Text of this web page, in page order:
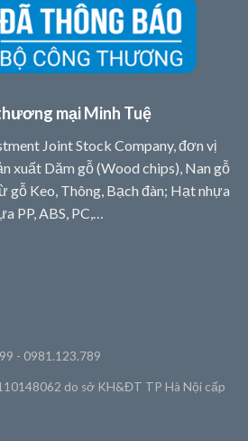
mại Minh Tuệ
Joint Stock Company, đơn vị
xuất Dăm gỗ (Wood chips), Nan gỗ
gỗ Keo, Thông, Bạch đàn; Hạt nhựa
PP, ABS, PC,…
- 0981.123.789
do sở KH&ĐT TP Hà Nội cấp